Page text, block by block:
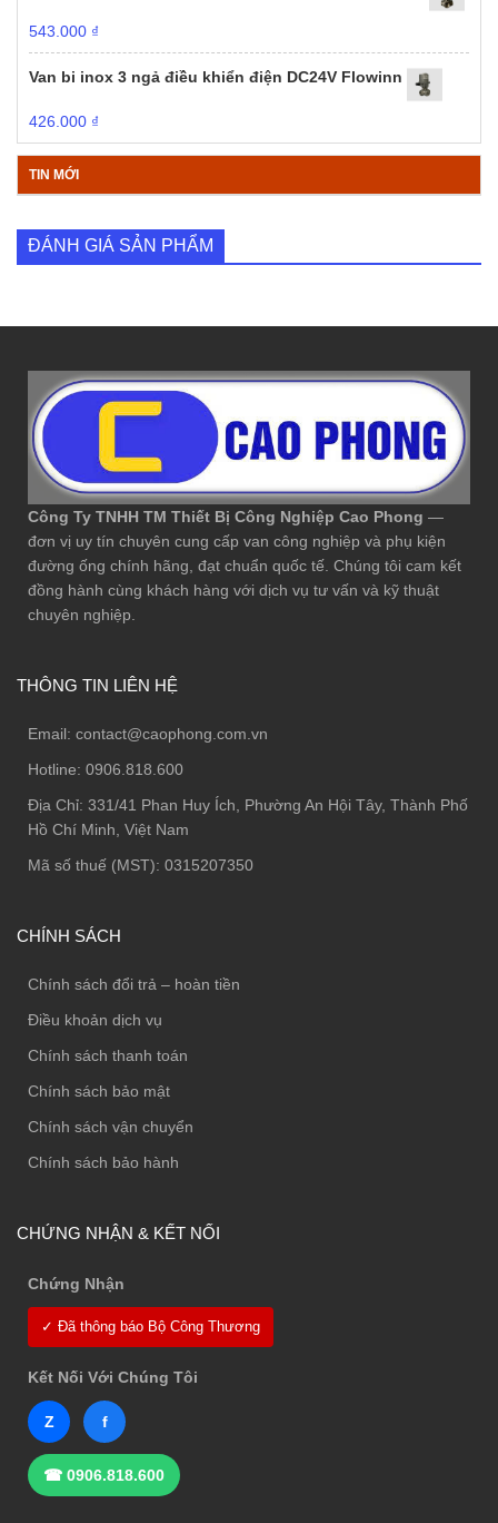
543.000 ₫
Van bi inox 3 ngả điều khiển điện DC24V Flowinn
426.000 ₫
TIN MỚI
ĐÁNH GIÁ SẢN PHẨM
Công Ty TNHH TM Thiết Bị Công Nghiệp Cao Phong —
đơn vị uy tín chuyên cung cấp van công nghiệp và phụ kiện
đường ống chính hãng, đạt chuẩn quốc tế. Chúng tôi cam kết
đồng hành cùng khách hàng với dịch vụ tư vấn và kỹ thuật
chuyên nghiệp.
THÔNG TIN LIÊN HỆ
Email: contact@caophong.com.vn
Hotline: 0906.818.600
Địa Chỉ: 331/41 Phan Huy Ích, Phường An Hội Tây, Thành Phố
Hồ Chí Minh, Việt Nam
Mã số thuế (MST): 0315207350
CHÍNH SÁCH
Chính sách đổi trả – hoàn tiền
Điều khoản dịch vụ
Chính sách thanh toán
Chính sách bảo mật
Chính sách vận chuyển
Chính sách bảo hành
CHỨNG NHẬN & KẾT NỐI
Chứng Nhận
✓ Đã thông báo Bộ Công Thương
Kết Nối Với Chúng Tôi
Z f
☎ 0906.818.600